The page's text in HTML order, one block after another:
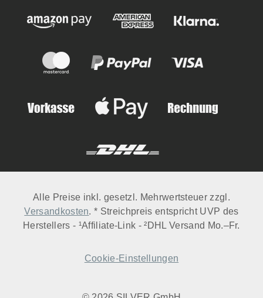
Alle Preise inkl. gesetzl. Mehrwertsteuer zzgl.
Versandkosten. * Streichpreis entspricht UVP des
Herstellers - ¹Affiliate-Link - ²DHL Versand Mo.–Fr.
Cookie-Einstellungen